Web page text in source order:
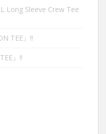
Long Sleeve Crew Tee
TEE』‼︎
』‼︎